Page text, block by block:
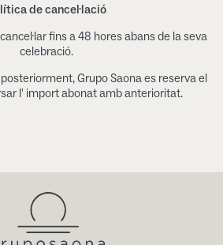
de cancel·lació
fins a 48 hores abans de la seva
celebració.
posteriorment, Grupo Saona es reserva el
l' import abonat amb anterioritat.